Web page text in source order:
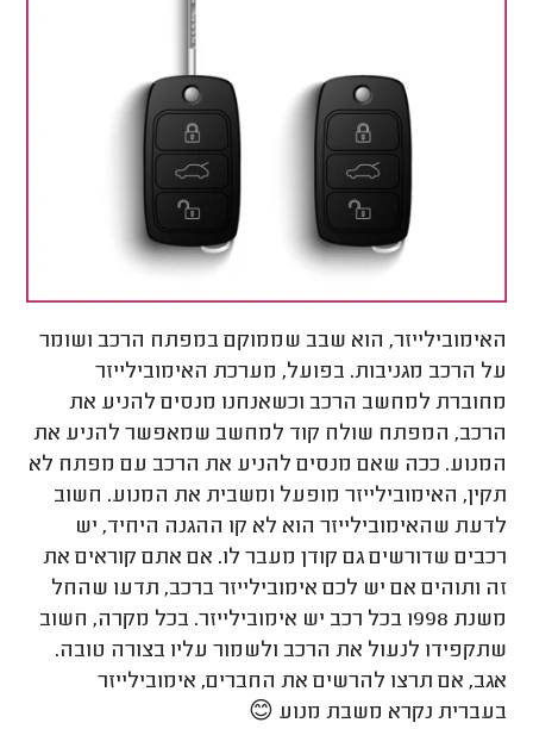
האימובילייזר, הוא שבב שממוקם במפתח הרכב ושומר
על הרכב מגניבות. בפועל, מערכת האימובילייזר
מחוברת למחשב הרכב וכשאנחנו מנסים להניע את
הרכב, המפתח שולח קוד למחשב שמאפשר להניע את
המנוע. ככה שאם מנסים להניע את הרכב עם מפתח לא
תקין, האימובילייזר מופעל ומשבית את המנוע. חשוב
לדעת שהאימובילייזר הוא לא קו ההגנה היחיד, יש
רכבים שדורשים גם קודן מעבר לו. אם אתם קוראים את
זה ותוהים אם יש לכם אימובילייזר ברכב, תדעו שהחל
משנת 1998 בכל רכב יש אימובילייזר. בכל מקרה, חשוב
שתקפידו לנעול את הרכב ולשמור עליו בצורה טובה.
אגב, אם תרצו להרשים את החברים, אימובילייזר
בעברית נקרא משבת מנוע 😊